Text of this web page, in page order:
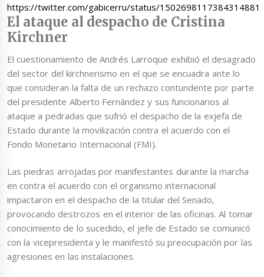
https://twitter.com/gabicerru/status/1502698117384314881
El ataque al despacho de Cristina
Kirchner
El cuestionamiento de Andrés Larroque exhibió el desagrado
del sector del kirchnerismo en el que se encuadra ante lo
que consideran la falta de un rechazo contundente por parte
del presidente Alberto Fernández y sus funcionarios al
ataque a pedradas que sufrió el despacho de la exjefa de
Estado durante la movilización contra el acuerdo con el
Fondo Monetario Internacional (FMI).
Las piedras arrojadas por manifestantes durante la marcha
en contra el acuerdo con el organismo internacional
impactaron en el despacho de la titular del Senado,
provocando destrozos en el interior de las oficinas. Al tomar
conocimiento de lo sucedido, el jefe de Estado se comunicó
con la vicepresidenta y le manifestó su preocupación por las
agresiones en las instalaciones.